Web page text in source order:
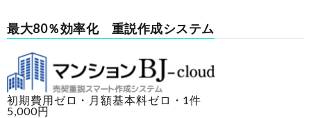
最大80％効率化 重説作成システム
初期費用ゼロ・月額基本料ゼロ・1件
5,000円